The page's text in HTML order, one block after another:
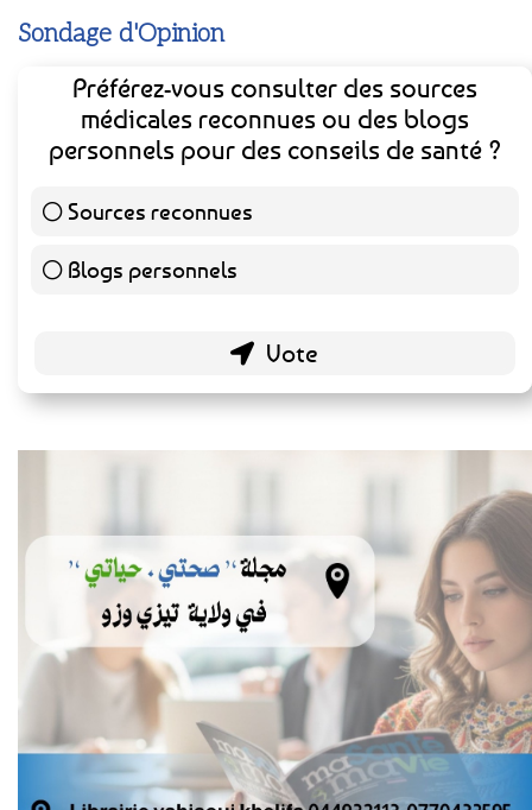
Sondage d'Opinion
Préférez-vous consulter des sources
médicales reconnues ou des blogs
personnels pour des conseils de santé ?
Sources reconnues
Blogs personnels